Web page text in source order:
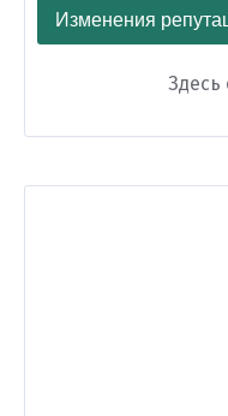
Изменения
Здесь